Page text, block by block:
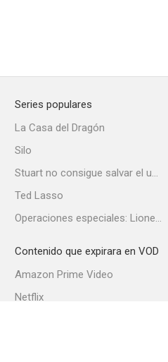
Series populares
La Casa del Dragón
Silo
Stuart no consigue salvar el universo
Ted Lasso
Operaciones especiales: Lioness
Contenido que expirara en VOD
Amazon Prime Video
Netflix